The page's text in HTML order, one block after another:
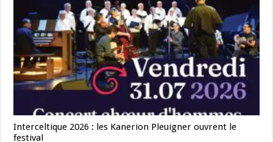
Interceltique 2026 : les Kanerion Pleuigner ouvrent le
festival